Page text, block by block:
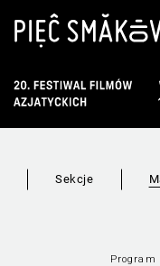
Sekcje
Program